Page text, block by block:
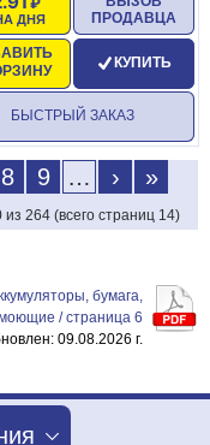
ДНЯ
ПРОДАВЦА
КУПИТЬ
БЫСТРЫЙ ЗАКАЗ
8 9 … › »
264 (всего страниц 14)
бумага,
/ страница 6
09.08.2026 г.